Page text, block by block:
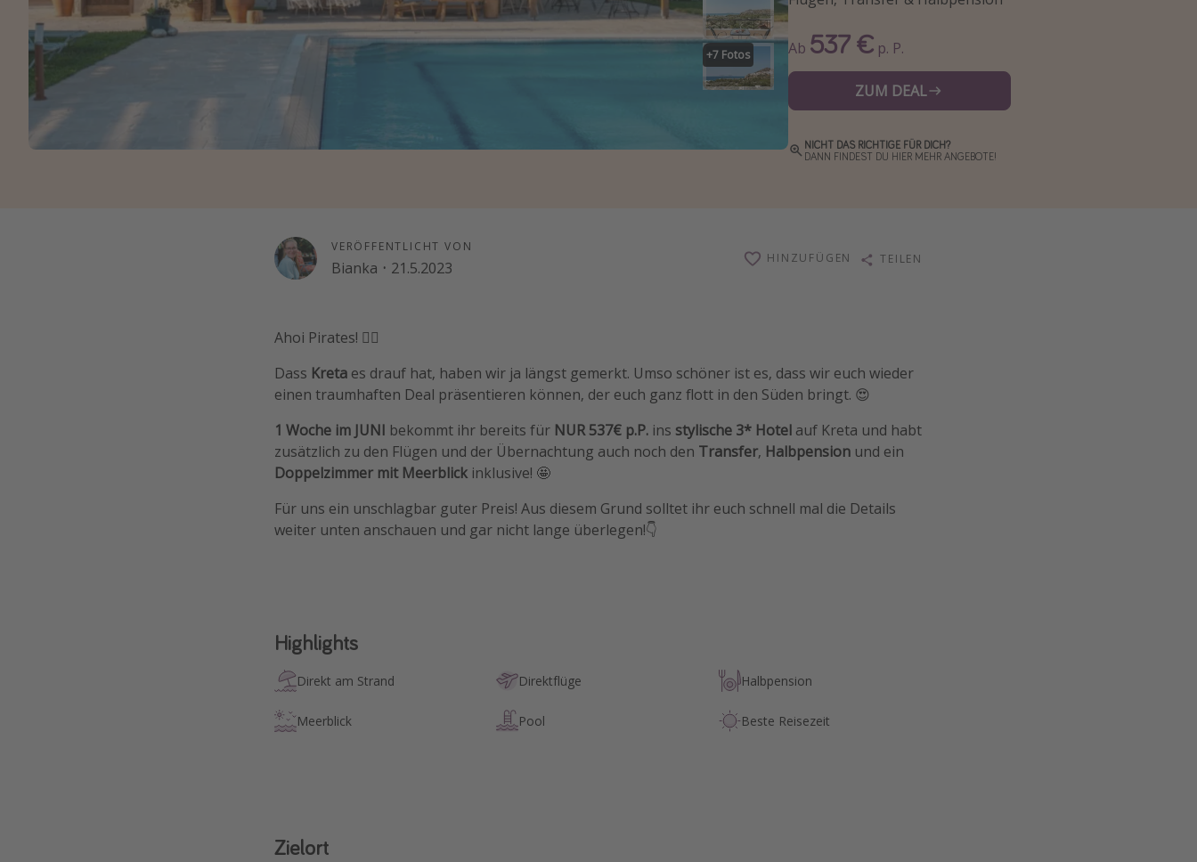
+7 Fotos Ab 537 € p. P.
ZUM DEAL
NICHT DAS RICHTIGE FÜR DICH?
DANN FINDEST DU HIER MEHR ANGEBOTE!
VERÖFFENTLICHT VON
Bianka · 21.5.2023
HINZUFÜGEN TEILEN
Ahoi Pirates! 🏴‍☠️
Dass Kreta es drauf hat, haben wir ja längst gemerkt. Umso schöner ist es, dass wir euch wieder
einen traumhaften Deal präsentieren können, der euch ganz flott in den Süden bringt. 😍
1 Woche im JUNI bekommt ihr bereits für NUR 537€ p.P. ins stylische 3* Hotel auf Kreta und habt
zusätzlich zu den Flügen und der Übernachtung auch noch den Transfer, Halbpension und ein
Doppelzimmer mit Meerblick inklusive! 🤩
Für uns ein unschlagbar guter Preis! Aus diesem Grund solltet ihr euch schnell mal die Details
weiter unten anschauen und gar nicht lange überlegen!👇
Highlights
Direkt am Strand Direktflüge Halbpension
Meerblick Pool Beste Reisezeit
Zielort